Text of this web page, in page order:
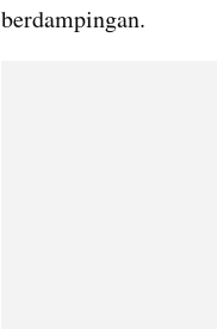
berdampingan.